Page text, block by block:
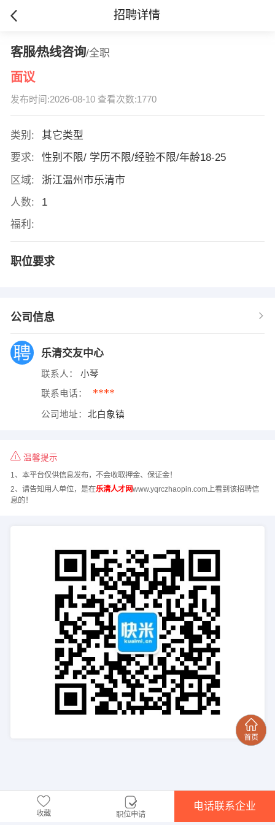
招聘详情
客服∕热线咨询/全职
面议
发布时间:2026-08-10 查看次数:1770
类别:
其它类型
要求:
性别不限/ 学历不限/经验不限/年龄18-25
区域:
浙江温州市乐清市
人数:
1
福利:
职位要求
公司信息
乐清交友中心
联系人： 小琴
联系电话： ****
公司地址： 北白象镇
温馨提示
1、本平台仅供信息发布，不会收取押金、保证金！
2、请告知用人单位，是在乐清人才网www.yqrczhaopin.com上看到该招聘信
息的！
收藏 职位申请
电话联系企业